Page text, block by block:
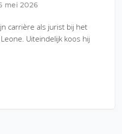
mei 2026
carrière als jurist bij het
Uiteindelijk koos hij